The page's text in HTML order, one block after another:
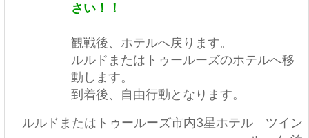
さい！！
観戦後、ホテルへ戻ります。
ルルドまたはトゥールーズのホテルへ移
動します。
到着後、自由行動となります。
ルルドまたはトゥールーズ市内3星ホテル ツイン